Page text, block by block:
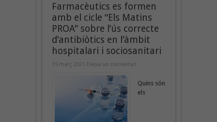
Farmacèutics es formen
amb el cicle “Els Matins
PROA” sobre l’ús correcte
d’antibiòtics en l’àmbit
hospitalari i sociosanitari
15 març 2021 Deixa un comentari
Quins són
els